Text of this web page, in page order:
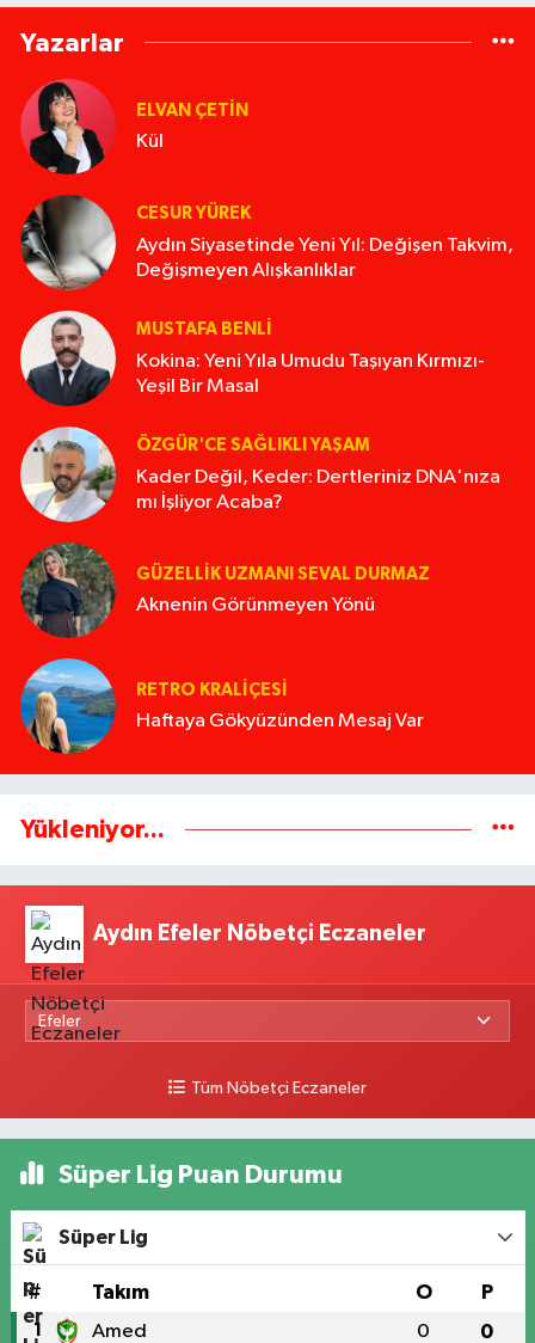
Yazarlar
ELVAN ÇETIN
Kül
CESUR YÜREK
Aydın Siyasetinde Yeni Yıl: Değişen Takvim,
Değişmeyen Alışkanlıklar
MUSTAFA BENLI
Kokina: Yeni Yıla Umudu Taşıyan Kırmızı-
Yeşil Bir Masal
ÖZGÜR'CE SAĞLIKLI YAŞAM
Kader Değil, Keder: Dertleriniz DNA'nıza
mı İşliyor Acaba?
GÜZELLIK UZMANI SEVAL DURMAZ
Aknenin Görünmeyen Yönü
RETRO KRALIÇESI
Haftaya Gökyüzünden Mesaj Var
Yükleniyor...
Aydın Efeler Nöbetçi Eczaneler
Tüm Nöbetçi Eczaneler
Süper Lig Puan Durumu
Süper Lig
# Takım O P
1 Amed 0 0